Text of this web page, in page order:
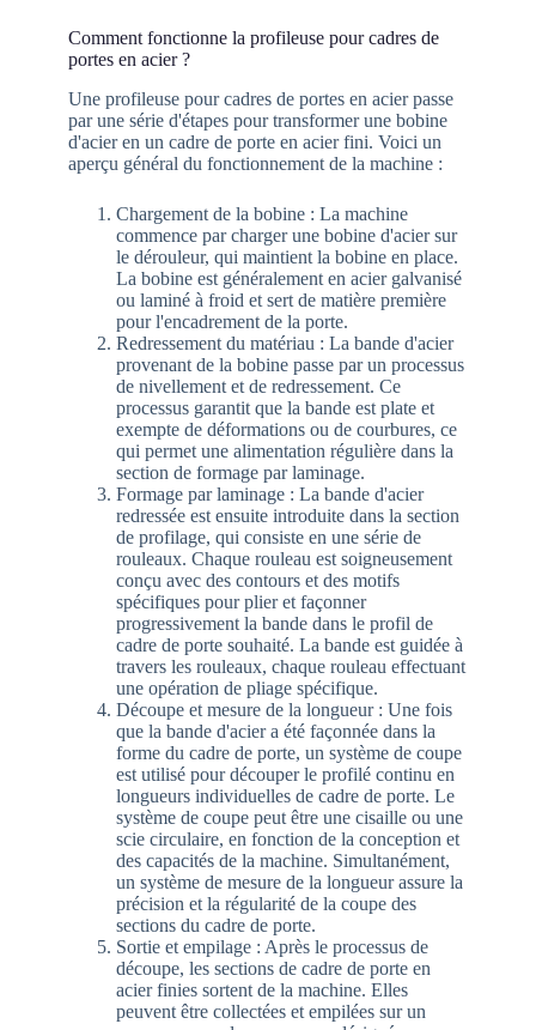
Comment fonctionne la profileuse pour cadres de
portes en acier ?
Une profileuse pour cadres de portes en acier passe
par une série d'étapes pour transformer une bobine
d'acier en un cadre de porte en acier fini. Voici un
aperçu général du fonctionnement de la machine :
Chargement de la bobine : La machine
commence par charger une bobine d'acier sur
le dérouleur, qui maintient la bobine en place.
La bobine est généralement en acier galvanisé
ou laminé à froid et sert de matière première
pour l'encadrement de la porte.
Redressement du matériau : La bande d'acier
provenant de la bobine passe par un processus
de nivellement et de redressement. Ce
processus garantit que la bande est plate et
exempte de déformations ou de courbures, ce
qui permet une alimentation régulière dans la
section de formage par laminage.
Formage par laminage : La bande d'acier
redressée est ensuite introduite dans la section
de profilage, qui consiste en une série de
rouleaux. Chaque rouleau est soigneusement
conçu avec des contours et des motifs
spécifiques pour plier et façonner
progressivement la bande dans le profil de
cadre de porte souhaité. La bande est guidée à
travers les rouleaux, chaque rouleau effectuant
une opération de pliage spécifique.
Découpe et mesure de la longueur : Une fois
que la bande d'acier a été façonnée dans la
forme du cadre de porte, un système de coupe
est utilisé pour découper le profilé continu en
longueurs individuelles de cadre de porte. Le
système de coupe peut être une cisaille ou une
scie circulaire, en fonction de la conception et
des capacités de la machine. Simultanément,
un système de mesure de la longueur assure la
précision et la régularité de la coupe des
sections du cadre de porte.
Sortie et empilage : Après le processus de
découpe, les sections de cadre de porte en
acier finies sortent de la machine. Elles
peuvent être collectées et empilées sur un